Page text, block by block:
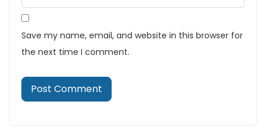
Save my name, email, and website in this browser for
the next time I comment.